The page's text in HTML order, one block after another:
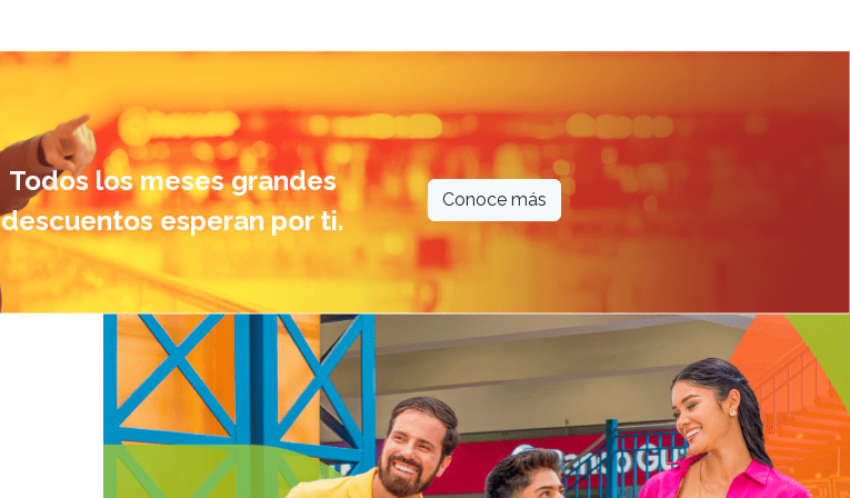
Todos los meses grandes
descuentos esperan por ti.
Conoce más